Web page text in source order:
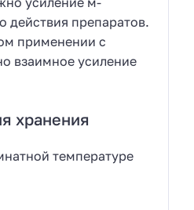
действия препаратов.
применении с
взаимное усиление
хранения
температуре